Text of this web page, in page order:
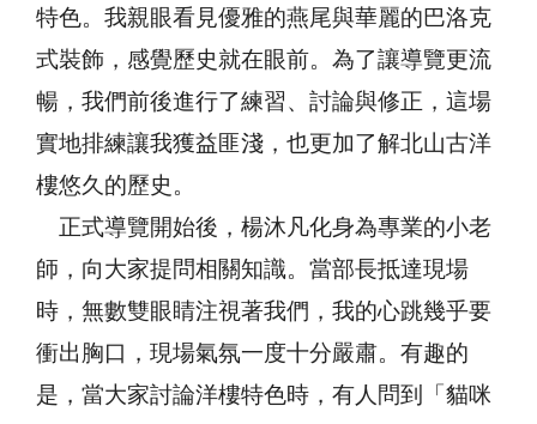
特色。我親眼看見優雅的燕尾與華麗的巴洛克
式裝飾，感覺歷史就在眼前。為了讓導覽更流
暢，我們前後進行了練習、討論與修正，這場
實地排練讓我獲益匪淺，也更加了解北山古洋
樓悠久的歷史。
正式導覽開始後，楊沐凡化身為專業的小老
師，向大家提問相關知識。當部長抵達現場
時，無數雙眼睛注視著我們，我的心跳幾乎要
衝出胸口，現場氣氛一度十分嚴肅。有趣的
是，當大家討論洋樓特色時，有人問到「貓咪